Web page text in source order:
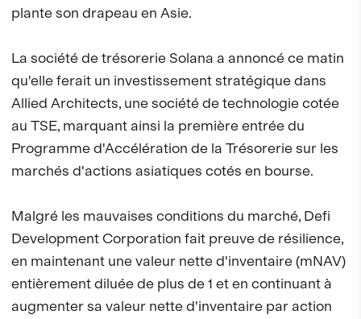
plante son drapeau en Asie.
La société de trésorerie Solana a annoncé ce matin
qu'elle ferait un investissement stratégique dans
Allied Architects, une société de technologie cotée
au TSE, marquant ainsi la première entrée du
Programme d'Accélération de la Trésorerie sur les
marchés d'actions asiatiques cotés en bourse.
Malgré les mauvaises conditions du marché, Defi
Development Corporation fait preuve de résilience,
en maintenant une valeur nette d'inventaire (mNAV)
entièrement diluée de plus de 1 et en continuant à
augmenter sa valeur nette d'inventaire par action